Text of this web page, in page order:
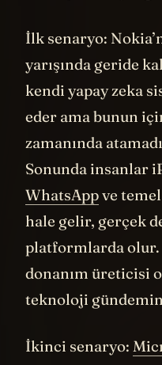
İlk senaryo:
yarışında geride
kendi yapay zeka
eder ama bunun
zamanında
Sonunda insanlar
WhatsApp ve temel
hale gelir, gerçek
platformlarda olur.
donanım üreticisi